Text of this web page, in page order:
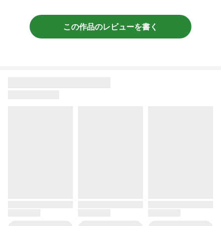
この作品のレビューを書く